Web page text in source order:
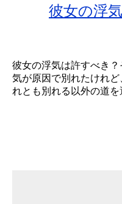
彼女の浮
彼女の浮気は許すべき
気が原因で別れたけれ
れとも別れる以外の道